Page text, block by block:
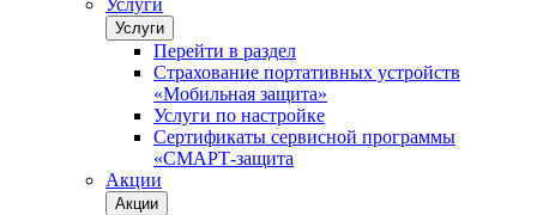
Услуги
Услуги
Перейти в раздел
Страхование портативных устройств
«Мобильная защита»
Услуги по настройке
Сертификаты сервисной программы
«СМАРТ-защита
Акции
Акции